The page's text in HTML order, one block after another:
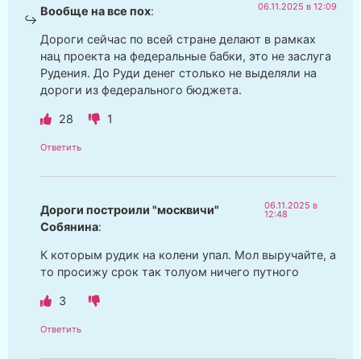
Вообще на все пох: 06.11.2025 в 12:09
Дороги сейчас по всей стране делают в рамках
нац проекта на федеральные бабки, это не заслуга
Рудения. До Руди денег столько не выделяли на
дороги из федерального бюджета.
28 1
Ответить
Дороги построили "москвичи"
Собянина:
06.11.2025 в
12:48
К которым рудик на колени упал. Мол выручайте, а
то просижу срок так толуом ничего путного
3
Ответить